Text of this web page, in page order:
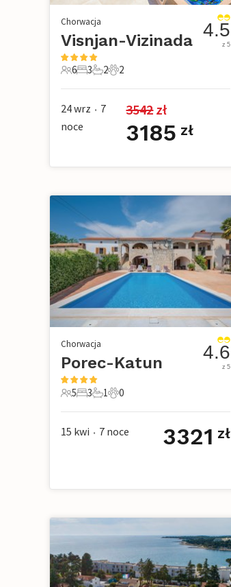
Chorwacja
Visnjan-Vizinada
6 Goście
6
3 Sypialnie
3
2 Łazienki
2
2 Zwierzęta domowe
2
4.5
z 5
24 wrz • 7
noce
3542 zł
3185 zł
Chorwacja
Porec-Katun
5 Goście
5
3 Sypialnie
3
1 Łazienka
1
0 Zwierzęta domowe
0
4.6
z 5
15 kwi • 7 noce 3321 zł